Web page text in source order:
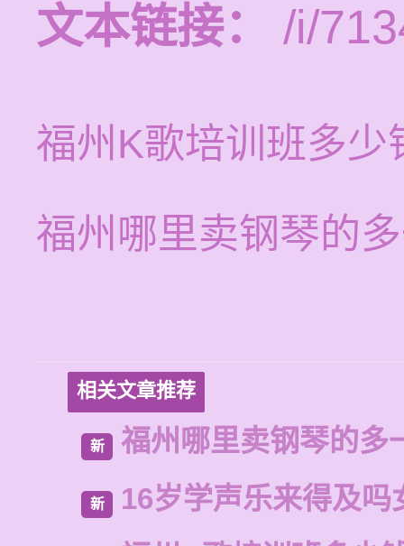
文本链接：
/i/
福州K歌培训班多少
福州哪里卖钢琴的
相关文章推荐
新 福州哪里卖钢琴的多
新
16岁学声乐来得及吗